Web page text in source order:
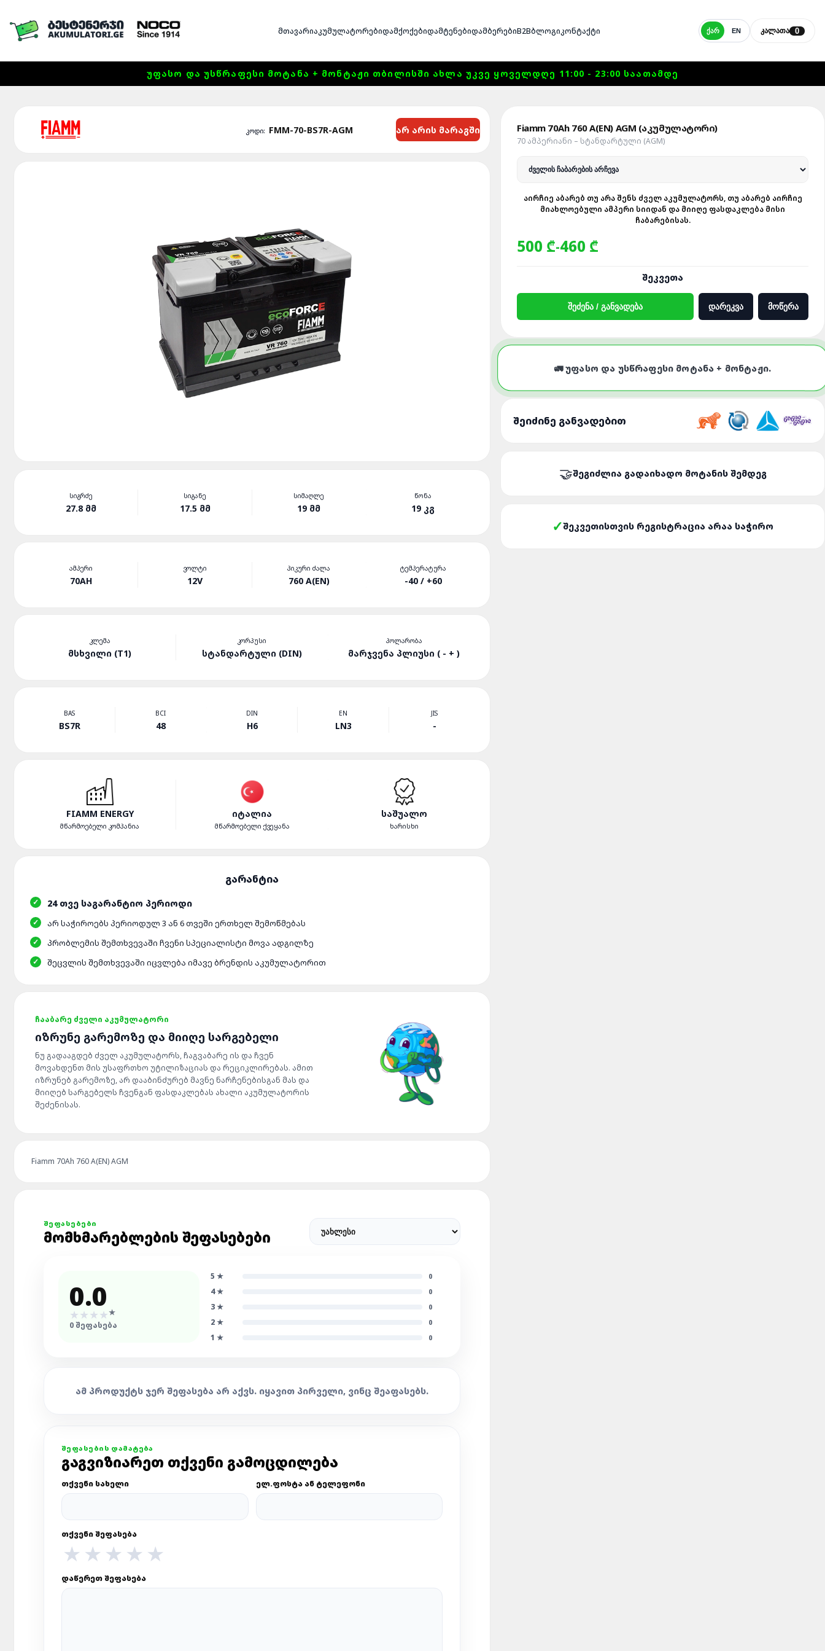
ᲛᲗᲐᲕᲐᲠᲘᲐᲙᲣᲛᲣᲚᲐᲢᲝᲠᲔᲑᲘᲓᲐᲛᲥᲝᲥᲔᲑᲘᲓᲐᲛᲢᲔᲜᲔᲑᲘᲓᲐᲛᲑᲔᲠᲔᲑᲘB2BᲑᲚᲝᲒᲘᲙᲝᲜᲢᲐᲥᲢᲘ ᲥᲐᲠ EN ᲙᲐᲚᲐᲗᲐ 0
ᲣᲤᲐᲡᲝ ᲓᲐ ᲣᲡᲬᲠᲐᲤᲔᲡᲘ ᲛᲝᲢᲐᲜᲐ + ᲛᲝᲜᲢᲐᲟᲘ ᲗᲑᲘᲚᲘᲡᲨᲘ ᲐᲮᲚᲐ ᲣᲙᲕᲔ ᲧᲝᲕᲔᲚᲓᲦᲔ 11:00 - 23:00 ᲡᲐᲐᲗᲐᲛᲓᲔ
კოდი: FMM-70-BS7R-AGM არ არის მარაგში
ᲡᲘᲒᲠᲫᲔ
27.8 ᲛᲛ
ᲡᲘᲒᲐᲜᲔ
17.5 ᲛᲛ
ᲡᲘᲛᲐᲦᲚᲔ
19 ᲛᲛ
ᲬᲝᲜᲐ
19 ᲙᲒ
ᲐᲛᲞᲔᲠᲘ
70AH
ᲕᲝᲚᲢᲘ
12V
ᲞᲘᲙᲣᲠᲘ ᲫᲐᲚᲐ
760 A(EN)
ᲢᲔᲛᲞᲔᲠᲐᲢᲣᲠᲐ
-40 / +60
ᲙᲚᲔᲛᲐ
ᲛᲡᲮᲕᲘᲚᲘ (T1)
ᲙᲝᲠᲞᲣᲡᲘ
ᲡᲢᲐᲜᲓᲐᲠᲢᲣᲚᲘ (DIN)
ᲞᲝᲚᲐᲠᲝᲑᲐ
ᲛᲐᲠᲯᲕᲔᲜᲐ ᲞᲚᲘᲣᲡᲘ ( - + )
BAS
BS7R
BCI
48
DIN
H6
EN
LN3
JIS
-
FIAMM ENERGY
ᲛᲬᲐᲠᲛᲝᲔᲑᲔᲚᲘ ᲙᲝᲛᲞᲐᲜᲘᲐ
ᲘᲢᲐᲚᲘᲐ
ᲛᲬᲐᲠᲛᲝᲔᲑᲔᲚᲘ ᲥᲕᲔᲧᲐᲜᲐ
ᲡᲐᲨᲣᲐᲚᲝ
ᲮᲐᲠᲘᲡᲮᲘ
24 ᲗᲕᲔ ᲡᲐᲒᲐᲠᲐᲜᲢᲘᲝ ᲞᲔᲠᲘᲝᲓᲘ
ᲐᲠ ᲡᲐᲭᲘᲠᲝᲔᲑᲡ ᲞᲔᲠᲘᲝᲓᲣᲚ 3 ᲐᲜ 6 ᲗᲕᲔᲨᲘ ᲔᲠᲗᲮᲔᲚ ᲨᲔᲛᲝᲬᲛᲔᲑᲐᲡ
ᲞᲠᲝᲑᲚᲔᲛᲘᲡ ᲨᲔᲛᲗᲮᲕᲔᲕᲐᲨᲘ ᲩᲕᲔᲜᲘ ᲡᲞᲔᲪᲘᲐᲚᲘᲡᲢᲘ ᲛᲝᲕᲐ ᲐᲓᲒᲘᲚᲖᲔ
ᲨᲔᲪᲕᲚᲘᲡ ᲨᲔᲛᲗᲮᲕᲔᲕᲐᲨᲘ ᲘᲪᲕᲚᲔᲑᲐ ᲘᲛᲐᲕᲔ ᲑᲠᲔᲜᲓᲘᲡ ᲐᲙᲣᲛᲣᲚᲐᲢᲝᲠᲘᲗ
ᲩᲐᲐᲑᲐᲠᲔ ᲫᲕᲔᲚᲘ ᲐᲙᲣᲛᲣᲚᲐᲢᲝᲠᲘ
ᲘᲖᲠᲣᲜᲔ ᲒᲐᲠᲔᲛᲝᲖᲔ ᲓᲐ ᲛᲘᲘᲦᲔ ᲡᲐᲠᲒᲔᲑᲔᲚᲘ
ნუ გადააგდებ ძველ აკუმულატორს, ჩაგვაბარე ის და ჩვენ
მოვახდენთ მის უსაფრთხო უტილიზაციას და რეციკლირებას. ამით
იზრუნებ გარემოზე, არ დააბინძურებ მავნე ნარჩენებისგან მას და
მიიღებ სარგებელს ჩვენგან ფასდაკლებას ახალი აკუმულატორის
შეძენისას.
Fiamm 70Ah 760 A(EN) AGM
ᲨᲔᲤᲐᲡᲔᲑᲔᲑᲘ
ᲛᲝᲛᲮᲛᲐᲠᲔᲑᲚᲔᲑᲘᲡ ᲨᲔᲤᲐᲡᲔᲑᲔᲑᲘ
0.0
★★★★★
0ᲨᲔᲤᲐᲡᲔᲑᲐ
5 ★ 0
4★ 0
3★ 0
2★ 0
1 ★ 0
ᲐᲛ ᲞᲠᲝᲓᲣᲥᲢᲡ ᲯᲔᲠ ᲨᲔᲤᲐᲡᲔᲑᲐ ᲐᲠ ᲐᲥᲕᲡ. ᲘᲧᲐᲕᲘᲗ ᲞᲘᲠᲕᲔᲚᲘ, ᲕᲘᲜᲪ ᲨᲔᲐᲤᲐᲡᲔᲑᲡ.
ᲨᲔᲤᲐᲡᲔᲑᲘᲡ ᲓᲐᲛᲐᲢᲔᲑᲐ
ᲒᲐᲒᲕᲘᲖᲘᲐᲠᲔᲗ ᲗᲥᲕᲔᲜᲘ ᲒᲐᲛᲝᲪᲓᲘᲚᲔᲑᲐ
ᲗᲥᲕᲔᲜᲘ ᲡᲐᲮᲔᲚᲘ ᲔᲚ.ᲤᲝᲡᲢᲐ ᲐᲜ ᲢᲔᲚᲔᲤᲝᲜᲘ
ᲗᲥᲕᲔᲜᲘ ᲨᲔᲤᲐᲡᲔᲑᲐ
★ ★ ★ ★ ★
ᲓᲐᲬᲔᲠᲔᲗ ᲨᲔᲤᲐᲡᲔᲑᲐ
Fiamm 70Ah 760 A(EN) AGM (აკუმულატორი)
70 ᲐᲛᲞᲔᲠᲘᲐᲜᲘ – ᲡᲢᲐᲜᲓᲐᲠᲢᲣᲚᲘ (AGM)
ᲐᲘᲠᲩᲘᲔ ᲐᲑᲐᲠᲔᲑ ᲗᲣ ᲐᲠᲐ ᲨᲔᲜᲡ ᲫᲕᲔᲚ ᲐᲙᲣᲛᲣᲚᲐᲢᲝᲠᲡ, ᲗᲣ ᲐᲑᲐᲠᲔᲑ ᲐᲘᲠᲩᲘᲔ
ᲛᲘᲐᲮᲚᲝᲔᲑᲣᲚᲘ ᲐᲛᲞᲔᲠᲘ ᲡᲘᲘᲓᲐᲜ ᲓᲐ ᲛᲘᲘᲦᲔ ᲤᲐᲡᲓᲐᲙᲚᲔᲑᲐ ᲛᲘᲡᲘ
ᲩᲐᲑᲐᲠᲔᲑᲘᲡᲐᲡ.
500 ₾-460 ₾
ᲨᲔᲙᲕᲔᲗᲐ
ᲨᲔᲫᲔᲜᲐ / ᲒᲐᲜᲕᲐᲓᲔᲑᲐ ᲓᲐᲠᲔᲙᲕᲐ ᲛᲝᲬᲔᲠᲐ
🚛 ᲣᲤᲐᲡᲝ ᲓᲐ ᲣᲡᲬᲠᲐᲤᲔᲡᲘ ᲛᲝᲢᲐᲜᲐ + ᲛᲝᲜᲢᲐᲟᲘ.
ᲨᲔᲘᲫᲘᲜᲔ ᲒᲐᲜᲕᲐᲓᲔᲑᲘᲗ
ᲨᲔᲒᲘᲫᲚᲘᲐ ᲒᲐᲓᲐᲘᲮᲐᲓᲝ ᲛᲝᲢᲐᲜᲘᲡ ᲨᲔᲛᲓᲔᲒ
ᲨᲔᲙᲕᲔᲗᲘᲡᲗᲕᲘᲡ ᲠᲔᲒᲘᲡᲢᲠᲐᲪᲘᲐ ᲐᲠᲐᲐ ᲡᲐᲭᲘᲠᲝ